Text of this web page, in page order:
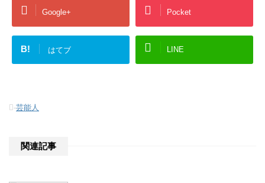
Google+ Pocket
B! はてブ LINE
-芸能人
関連記事